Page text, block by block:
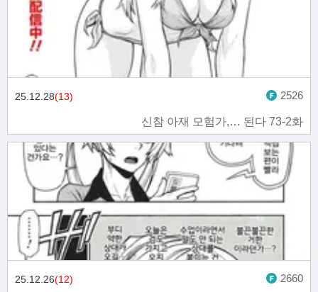
신참 아재 모험가,… 된다 73-2화
25.12.28(13) 2526
25.12.26(12) 2660